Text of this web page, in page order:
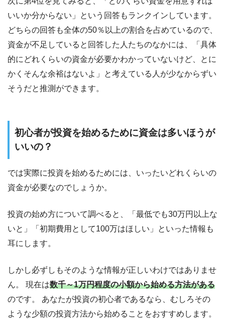
いいか分からない」という回答もランクインしています。
どちらの回答も全体の50％以上の割合を占めているので、
資金が不足していると回答した人たちのなかには、「具体
的にどれくらいの資金が必要かわかっていないけど、とに
かくそんな余裕はないよ」と考えている人が少なからずい
そうだと推測ができます。
初心者が投資を始めるために資金は多いほうが
いいの？
では実際に投資を始めるためには、いったいどれくらいの
資金が必要なのでしょうか。
投資の始め方について調べると、「最低でも30万円以上な
いと」「初期費用として100万はほしい」といった情報も
耳にします。
しかし必ずしもそのような情報が正しいわけではありませ
ん。 現在は数千～1万円程度の小額から始める方法がある
のです。 あなたが投資の初心者であるなら、むしろその
ような少額の投資方法から始めることをおすすめします。